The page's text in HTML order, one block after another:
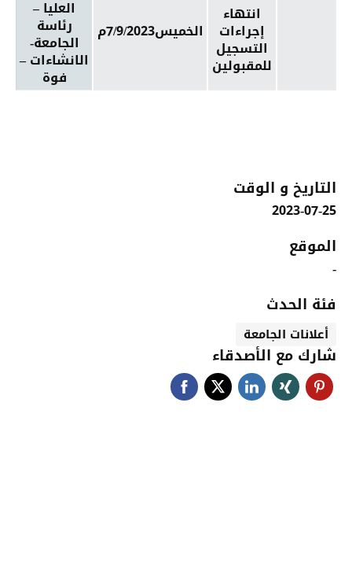
العليا –
رئاسة
الجامعة-
الانشاءات –
فوة
انتهاء
إجراءات
التسجيل
للمقبولين
الخميس7/9/2023م
التاريخ و الوقت
2023-07-25
الموقع
-
فئة الحدث
أعلانات الجامعة
شارك مع الأصدقاء